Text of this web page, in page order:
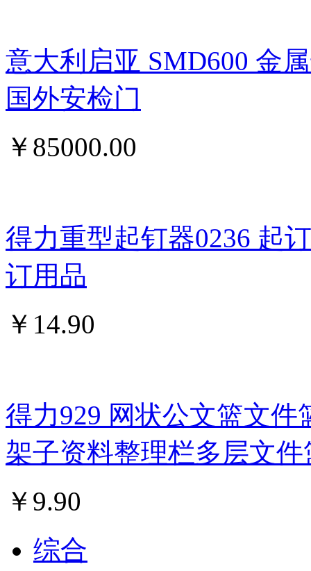
意大利启亚 SMD600 金
国外安检门
￥ 85000.00
得力重型起钉器0236 起
订用品
￥ 14.90
得力929 网状公文篮文
架子资料整理栏多层文件
￥ 9.90
综合